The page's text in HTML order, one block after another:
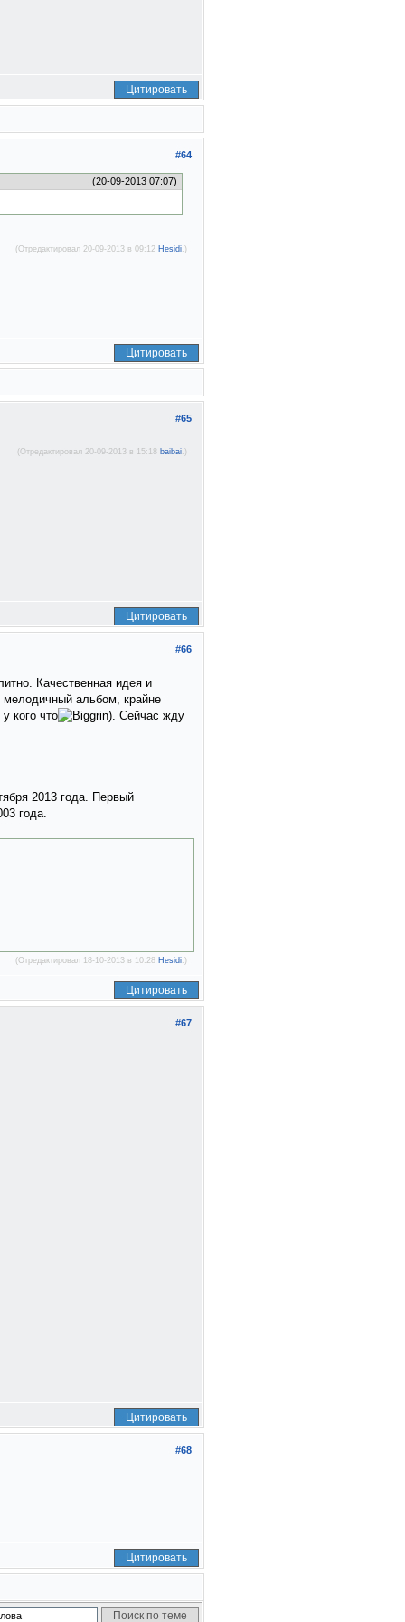
Цитировать
#64
(20-09-2013 07:07)
(Отредактировал 20-09-2013 в 09:12 Hesidi .)
Цитировать
#65
(Отредактировал 20-09-2013 в 15:18 baibai.)
Цитировать
#66
Качественная идея и
мелодичный альбом, крайне
кого что
). Сейчас жду
2013 года. Первый
года.
(Отредактировал 18-10-2013 в 10:28 Hesidi .)
Цитировать
#67
Цитировать
#68
Цитировать